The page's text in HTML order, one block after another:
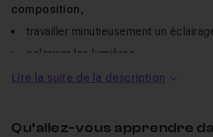
composition ,
travailler minutieusement un
coloriser les lumières,
créer un tracé lumineux,
clients en situation de production,
Lire la suite de la description
Qu’allez-vous apprendre